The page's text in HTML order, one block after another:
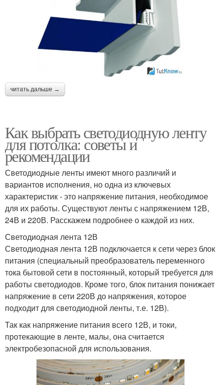
читать дальше →
Как выбрать светодиодную ленту
для потолка: советы и
рекомендации
Светодиодные ленты имеют много различий и
вариантов исполнения, но одна из ключевых
характеристик - это напряжение питания, необходимое
для их работы. Существуют ленты с напряжением 12В,
24В и 220В. Расскажем подробнее о каждой из них.
Светодиодная лента 12В
Светодиодная лента 12В подключается к сети через блок
питания (специальный преобразователь переменного
тока бытовой сети в постоянный, который требуется для
работы светодиодов. Кроме того, блок питания понижает
напряжение в сети 220В до напряжения, которое
подходит для светодиодной ленты, т.е. 12В).
Так как напряжение питания всего 12В, и токи,
протекающие в ленте, малы, она считается
электробезопасной для использования.